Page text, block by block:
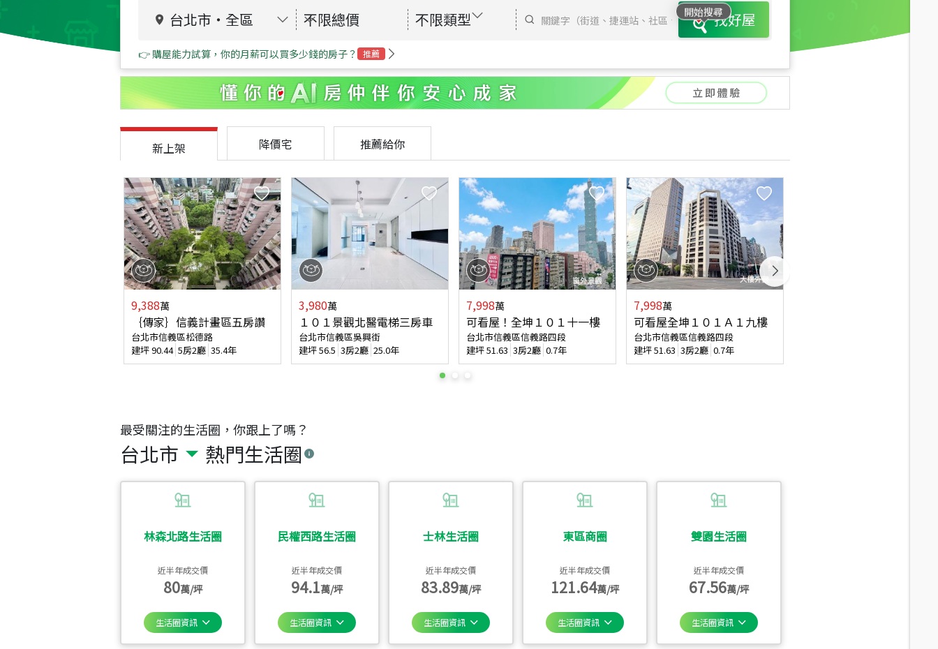
台北市 ・ 全區 不限總價 不限類型
開始搜尋
找好屋
👉 購屋能力試算，你的月薪可以買多少錢的房子？ 推薦
最受關注的生活圈，你跟上了嗎？
台北市 熱門生活圈
林森北路生活圈
近半年成交價
80萬/坪
生活圈資訊
民權西路生活圈
近半年成交價
94.1萬/坪
生活圈資訊
士林生活圈
近半年成交價
83.89萬/坪
生活圈資訊
東區商圈
近半年成交價
121.64萬/坪
生活圈資訊
雙園生活圈
近半年成交價
67.56萬/坪
生活圈資訊
新上架 降價宅 推薦給你
9,388萬
｛傳家｝信義計畫區五房讚
台北市信義區松德路
建坪90.44 5房2廳 35.4年
3,980萬
１０１景觀北醫電梯三房車
台北市信義區吳興街
建坪56.5 3房2廳 25.0年
7,998萬
可看屋！全坤１０１十一樓
台北市信義區信義路四段
建坪51.63 3房2廳 0.7年
7,998萬
可看屋全坤１０１Ａ１九樓
台北市信義區信義路四段
建坪51.63 3房2廳 0.7年